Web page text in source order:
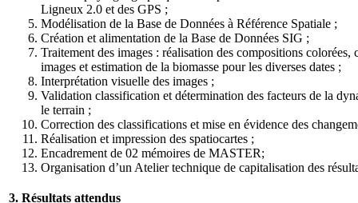
Ligneux 2.0 et des GPS ;
Modélisation de la Base de Données à Référence Spatiale ;
Création et alimentation de la Base de Données SIG ;
Traitement des images : réalisation des compositions colorées,
images et estimation de la biomasse pour les diverses dates ;
Interprétation visuelle des images ;
Validation classification et détermination des facteurs de la
le terrain ;
Correction des classifications et mise en évidence des
Réalisation et impression des spatiocartes ;
Encadrement de 02 mémoires de MASTER;
Organisation d’un Atelier technique de capitalisation des
3. Résultats attendus